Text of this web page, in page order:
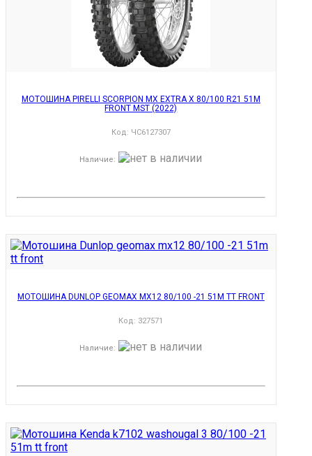
МОТОШИНА PIRELLI SCORPION MX EXTRA X 80/100 R21 51M
FRONT MST (2022)
Код: ЧС6127307
Наличие:
МОТОШИНА DUNLOP GEOMAX MX12 80/100 -21 51M TT FRONT
Код: 327571
Наличие: